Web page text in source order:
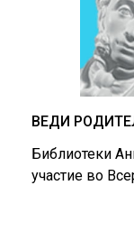
ВЕДИ
Библиотеки
участие во